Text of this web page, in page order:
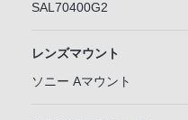
SAL70400G2
レンズマウント
ソニー Aマウント